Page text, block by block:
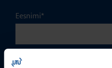
Eesnimi*
Perekonnanimi